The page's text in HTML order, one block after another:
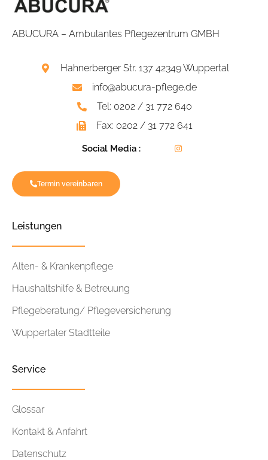
ABUCURA – Ambulantes Pflegezentrum GMBH
Hahnerberger Str. 137 42349 Wuppertal
info@abucura-pflege.de
Tel: 0202 / 31 772 640
Fax: 0202 / 31 772 641
Social Media :
Termin vereinbaren
Leistungen
Alten- & Krankenpflege
Haushaltshilfe & Betreuung
Pflegeberatung/ Pflegeversicherung
Wuppertaler Stadtteile
Service
Glossar
Kontakt & Anfahrt
Datenschutz